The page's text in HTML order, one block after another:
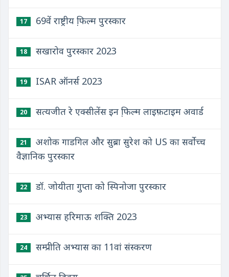
17 69वें राष्ट्रीय फि़ल्म पुरस्कार
18 सखारोव पुरस्कार 2023
19 ISAR ऑनर्स 2023
20 सत्यजीत रे एक्सीलेंस इन फि़ल्म लाइफ़टाइम अवार्ड
21
अशोक गाडगिल और सुब्रा सुरेश को US का सर्वोच्च
वैज्ञानिक पुरस्कार
22 डॉ. जोयीता गुप्‍ता को स्पिनोजा पुरस्‍कार
23 अभ्यास हरिमाऊ शक्ति 2023
24 सम्प्रीति अभ्यास का 11वां संस्करण